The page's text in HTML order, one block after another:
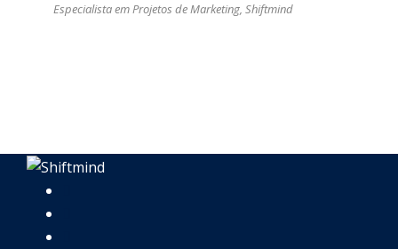
Especialista em Projetos de Marketing, Shiftmind